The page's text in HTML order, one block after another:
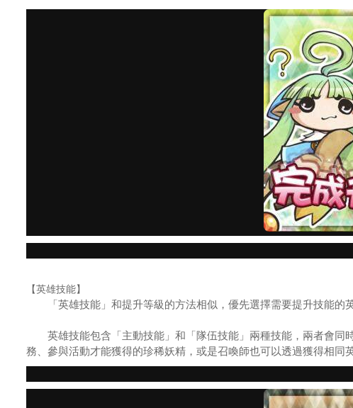
【英雄技能】
「英雄技能」和提升等級的方法相似，優先選擇需要提升技能的
英雄技能包含「主動技能」和「隊伍技能」兩種技能，兩者會同
務、參與活動才能獲得的珍稀妖精，或是召喚師也可以透過獲得相同